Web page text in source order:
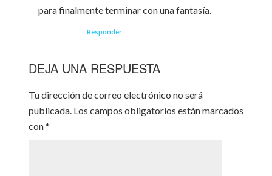
para finalmente terminar con una fantasía.
Responder
DEJA UNA RESPUESTA
Tu dirección de correo electrónico no será
publicada.Los campos obligatorios están marcados
con*